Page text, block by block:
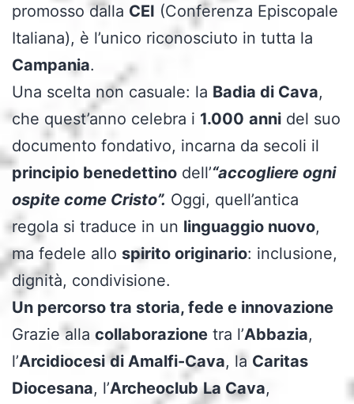
promosso dalla CEI (Conferenza Episcopale
Italiana), è l’unico riconosciuto in tutta la
Campania.
Una scelta non casuale: la Badia di Cava,
che quest’anno celebra i 1.000 anni del suo
documento fondativo, incarna da secoli il
principio benedettino dell’“accogliere ogni
ospite come Cristo”. Oggi, quell’antica
regola si traduce in un linguaggio nuovo,
ma fedele allo spirito originario: inclusione,
dignità, condivisione.
Un percorso tra storia, fede e innovazione
Grazie alla collaborazione tra l’Abbazia,
l’Arcidiocesi di Amalfi-Cava, la Caritas
Diocesana, l’Archeoclub La Cava,